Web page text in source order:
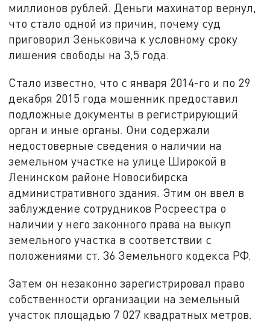
миллионов рублей. Деньги махинатор вернул,
что стало одной из причин, почему суд
приговорил Зеньковича к условному сроку
лишения свободы на 3,5 года.
Стало известно, что с января 2014-го и по 29
декабря 2015 года мошенник предоставил
подложные документы в регистрирующий
орган и иные органы. Они содержали
недостоверные сведения о наличии на
земельном участке на улице Широкой в
Ленинском районе Новосибирска
административного здания. Этим он ввел в
заблуждение сотрудников Росреестра о
наличии у него законного права на выкуп
земельного участка в соответствии с
положениями ст. 36 Земельного кодекса РФ.
Затем он незаконно зарегистрировал право
собственности организации на земельный
участок площадью 7 027 квадратных метров.